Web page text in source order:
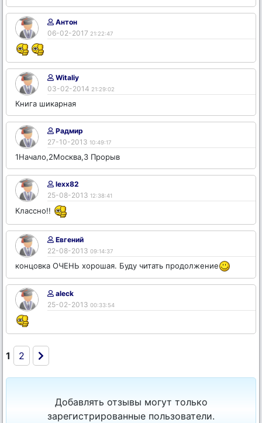
Антон
06-02-2017 21:22:47
Witaliy
03-02-2014 21:29:02
Книга шикарная
Радмир
27-10-2013 10:49:17
1Начало,2Москва,3 Прорыв
lexx82
25-08-2013 12:38:41
Классно!!
Евгений
22-08-2013 09:14:37
концовка ОЧЕНЬ хорошая. Буду читать продолжение
aleck
25-02-2013 00:33:54
1 2
Добавлять отзывы могут только
зарегистрированные пользователи.